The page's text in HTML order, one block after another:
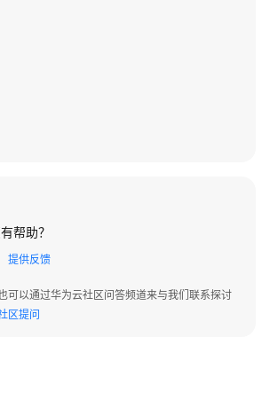
帮助？
提供反馈
可以通过华为云社区问答频道来与我们联系探讨
区提问